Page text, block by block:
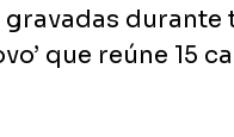
durante
que reúne 15